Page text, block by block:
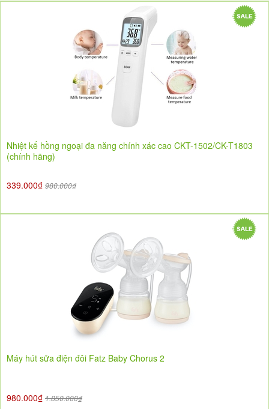
Nhiệt kế hồng ngoại đa năng chính xác cao CKT-1502/CK-T1803
(chính hãng)
339.000₫ 980.000₫
Máy hút sữa điện đôi Fatz Baby Chorus 2
980.000₫ 1.850.000₫